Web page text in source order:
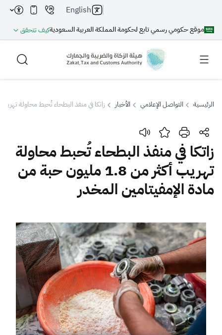
موقع حكومي رسمي تابع لحكومة المملكة العربية السعوديةكيف تتحقق
English
بحث
بحث بحث AI
الزكاة الجمارك
ضريبة القيمة المضافة
الإقرار الضريبي
التصرفات العقارية
الرئيسية التواصل الإعلامي الأخبار زاتكا في منفذ البطحاء تُحبط محاولة تهريب أكثر من 1.8 مليون حبة من مادة
زاتكا في منفذ البطحاء تُحبط محاولة
تهريب أكثر من 1.8 مليون حبة من
مادة الإمفيتامين المخدر